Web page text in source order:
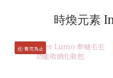
時煥元素
送/售完為止